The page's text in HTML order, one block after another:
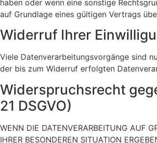
haben oder wenn eine sonstige
auf Grundlage eines gültigen Vertrags
Widerruf Ihrer
Viele Datenverarbeitungsvorgänge sind
der bis zum Widerruf erfolgten
Widerspruchsrecht
21 DSGVO)
WENN DIE DATENVERARBEITUNG AUF
IHRER BESONDEREN SITUATION